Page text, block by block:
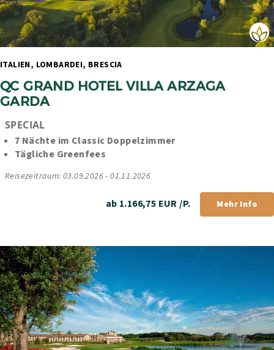
QC GRAND HOTEL VILLA ARZAGA
GARDA
SPECIAL
7 Nächte im Classic Doppelzimmer
Tägliche Greenfees
Reisezeitraum: 03.09.2026 - 01.11.2026
ab 1.166,75 EUR /P. Mehr Info